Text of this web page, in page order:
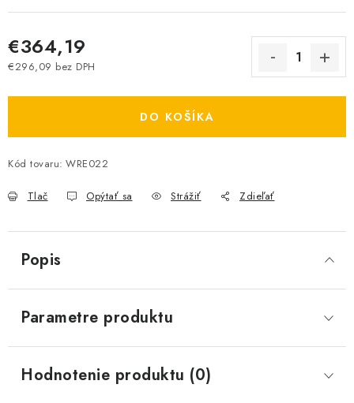
Zľavy pre profíkov
Hodnotenie obchodu Moja objednávka
€364,19
€296,09 bez DPH
DO KOŠÍKA
Kód tovaru: WRE022
Tlač Opýtať sa Strážiť Zdieľať
Popis
Parametre produktu
Hodnotenie produktu (0)